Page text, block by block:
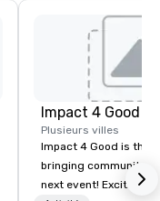
Impact 4 Good
Plusieurs villes
Impact 4 Good is the
bringing community
next event! Exciting